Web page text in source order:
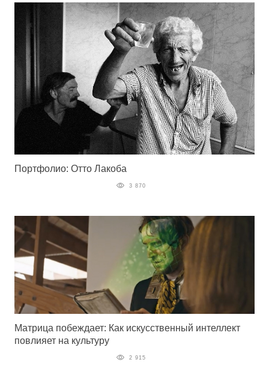
Портфолио: Отто Лакоба
3 870
Матрица побеждает: Как искусственный интеллект
повлияет на культуру
2 915